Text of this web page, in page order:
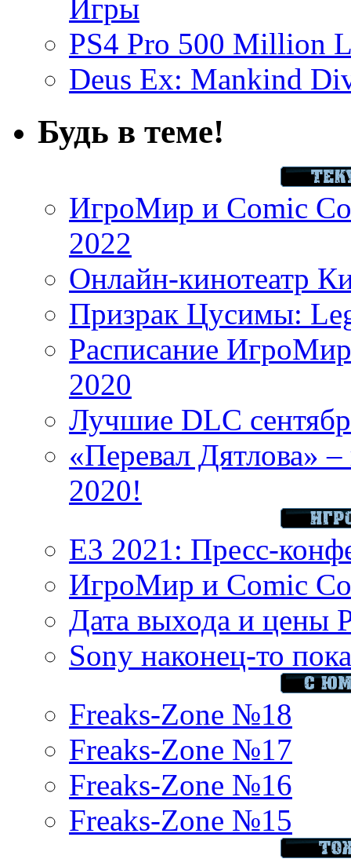
Игры
PS4 Pro 500 Million
Deus Ex: Mankind
Будь в теме!
ИгроМир и Comic
2022
Онлайн-кинотеатр
Призрак Цусимы:
Расписание
2020
Лучшие DLC
«Перевал Дятлова»
2020!
E3 2021: Пресс-
ИгроМир и Comic
Дата выхода и цены
Sony наконец-то
Freaks-Zone №18
Freaks-Zone №17
Freaks-Zone №16
Freaks-Zone №15